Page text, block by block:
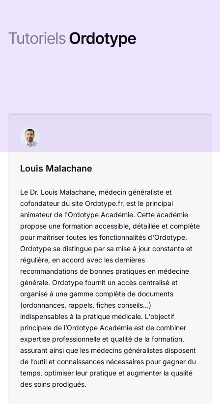
Louis Malachane
Le Dr. Louis Malachane, médecin généraliste et
cofondateur du site Ordotype.fr, est le principal
animateur de l'Ordotype Académie. Cette académie
propose une formation accessible, détaillée et complète
pour maîtriser toutes les fonctionnalités d'Ordotype.
Ordotype se distingue par sa mise à jour constante et
régulière, en accord avec les dernières
recommandations de bonnes pratiques en médecine
générale. Ordotype fournit un accès centralisé et
organisé à une gamme complète de documents
(ordonnances, rappels, fiches conseils…)
indispensables à la pratique médicale. L'objectif
principale de l’Ordotype Académie est de combiner
expertise professionnelle et qualité de la formation,
assurant ainsi que les médecins généralistes disposent
de l’outil et connaissances nécessaires pour gagner du
temps, optimiser leur pratique et augmenter la qualité
des soins prodigués.